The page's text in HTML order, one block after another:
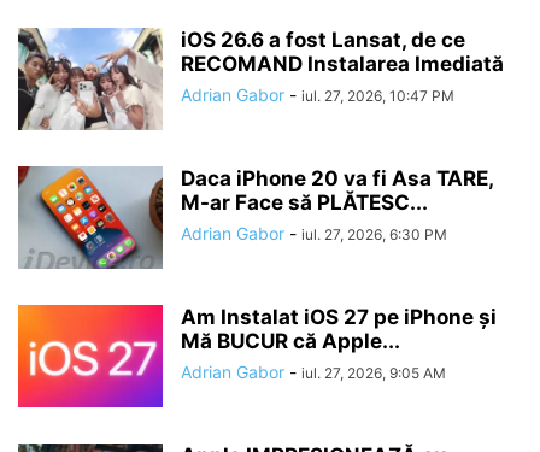
iOS 26.6 a fost Lansat, de ce
RECOMAND Instalarea Imediată
Adrian Gabor - iul. 27, 2026, 10:47 PM
Daca iPhone 20 va fi Asa TARE,
M-ar Face să PLĂTESC...
Adrian Gabor - iul. 27, 2026, 6:30 PM
Am Instalat iOS 27 pe iPhone și
Mă BUCUR că Apple...
Adrian Gabor - iul. 27, 2026, 9:05 AM